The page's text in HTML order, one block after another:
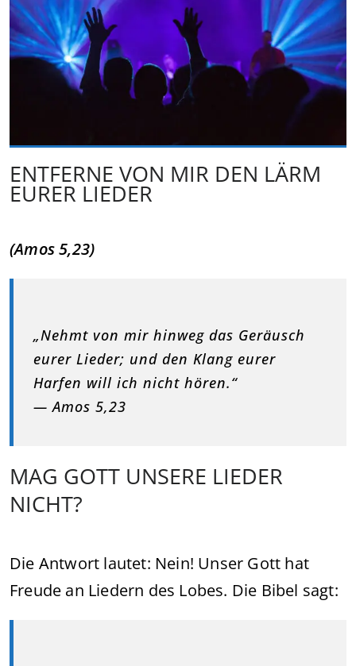
ENTFERNE VON MIR DEN LÄRM
EURER LIEDER
(Amos 5,23)
„Nehmt von mir hinweg das Geräusch
eurer Lieder; und den Klang eurer
Harfen will ich nicht hören.“
— Amos 5,23
MAG GOTT UNSERE LIEDER
NICHT?
Die Antwort lautet: Nein! Unser Gott hat
Freude an Liedern des Lobes. Die Bibel sagt: